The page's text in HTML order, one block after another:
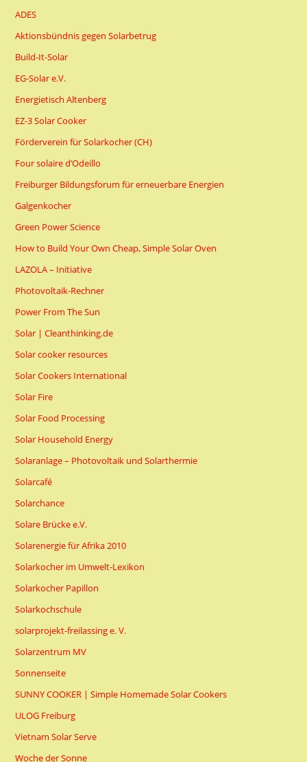
ADES
Aktionsbündnis gegen Solarbetrug
Build-It-Solar
EG-Solar e.V.
Energietisch Altenberg
EZ-3 Solar Cooker
Förderverein für Solarkocher (CH)
Four solaire d’Odeillo
Freiburger Bildungsforum für erneuerbare Energien
Galgenkocher
Green Power Science
How to Build Your Own Cheap, Simple Solar Oven
LAZOLA – Initiative
Photovoltaik-Rechner
Power From The Sun
Solar | Cleanthinking.de
Solar cooker resources
Solar Cookers International
Solar Fire
Solar Food Processing
Solar Household Energy
Solaranlage – Photovoltaik und Solarthermie
Solarcafé
Solarchance
Solare Brücke e.V.
Solarenergie für Afrika 2010
Solarkocher im Umwelt-Lexikon
Solarkocher Papillon
Solarkochschule
solarprojekt-freilassing e. V.
Solarzentrum MV
Sonnenseite
SUNNY COOKER | Simple Homemade Solar Cookers
ULOG Freiburg
Vietnam Solar Serve
Woche der Sonne